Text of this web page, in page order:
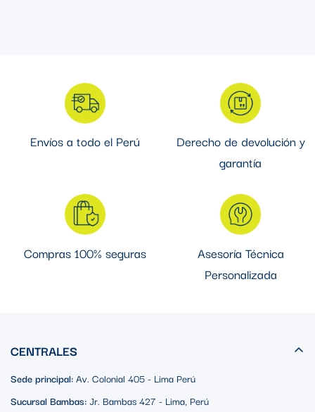
Envíos a todo el Perú
Derecho de devolución y
garantía
Compras 100% seguras
Asesoría Técnica
Personalizada
CENTRALES
Sede principal:Av. Colonial 405 - Lima Perú
Sucursal Bambas:Jr. Bambas 427 - Lima, Perú